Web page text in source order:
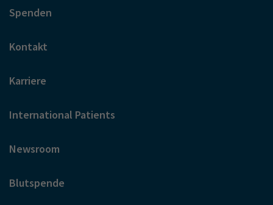
Spenden
Kontakt
Karriere
International Patients
Newsroom
Blutspende